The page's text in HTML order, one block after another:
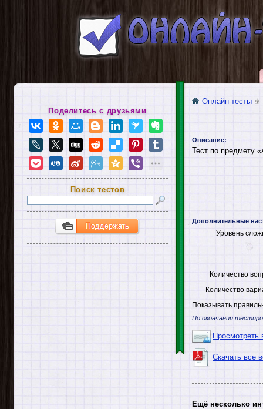
Онлайн-тесты
Описание:
Тест по предмету
Дополнительные
Уровень
Количество
Количество
Показывать
По окончании
Просмотреть
Скачать все
Ещё несколько
Поделитесь с друзьями
Поиск тестов